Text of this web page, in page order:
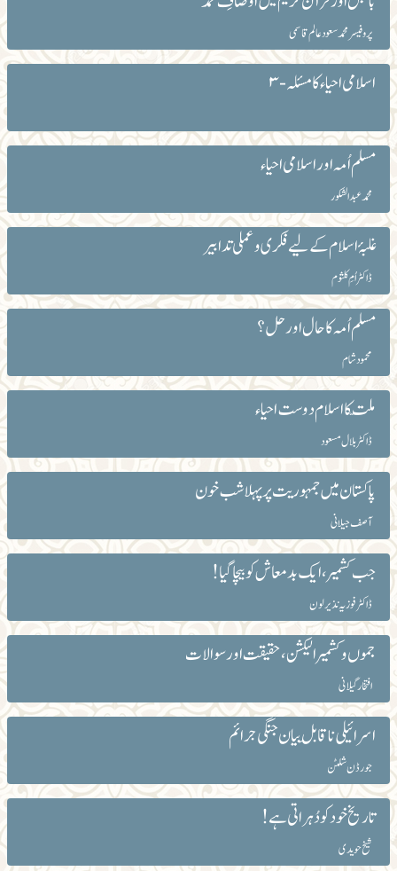
پروفیسر محمد سعود عالم قاسمی
اسلامی احیاء کا مسئلہ-۳
مسلم اُمہ اور اسلامی احیاء
محمد عبدالشکور
غلبۂ اسلام کے لیے فکری و عملی تدابیر
ڈاکٹر اُمِ کلثوم
مسلم اُمہ کا حال اور حل؟
محمود شام
ملّت کا اسلام دوست احیاء
ڈاکٹر بلال مسعود
پاکستان میں جمہوریت پر پہلا شب خون
آصف جیلانی
جب کشمیر، ایک بدمعاش کو بیچا گیا!
ڈاکٹر فوزیہ نذیر لون
جموں و کشمیر الیکشن، حقیقت اور سوالات
افتخار گیلانی
اسرائیلی ناقابلِ بیان جنگی جرائم
جورڈن شلٹن
تاریخ خود کو دُہراتی ہے!
شیخ حویدی